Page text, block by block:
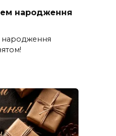
народження
народження